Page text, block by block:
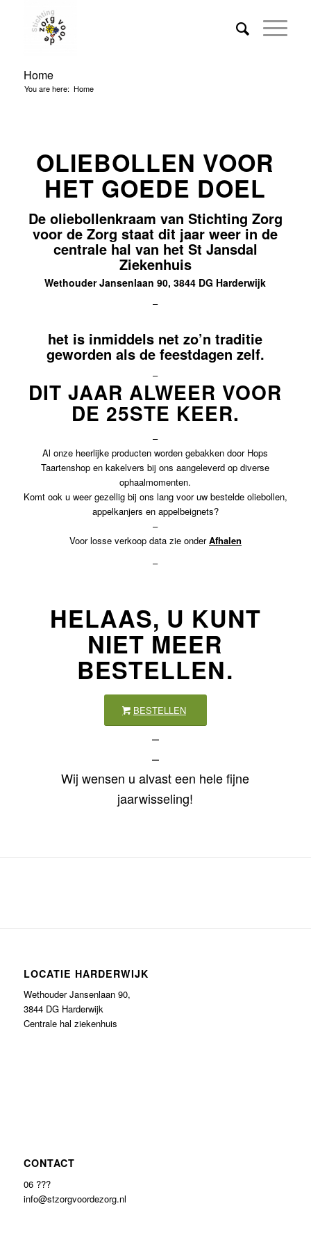
Home
You are here: Home
OLIEBOLLEN VOOR
HET GOEDE DOEL
De oliebollenkraam van Stichting Zorg
voor de Zorg staat dit jaar weer in de
centrale hal van het St Jansdal
Ziekenhuis
Wethouder Jansenlaan 90, 3844 DG Harderwijk
–
het is inmiddels net zo’n traditie
geworden als de feestdagen zelf.
–
DIT JAAR ALWEER VOOR
DE 25STE KEER.
–
Al onze heerlijke producten worden gebakken door Hops
Taartenshop en kakelvers bij ons aangeleverd op diverse
ophaalmomenten.
Komt ook u weer gezellig bij ons lang voor uw bestelde oliebollen,
appelkanjers en appelbeignets?
–
Voor losse verkoop data zie onderAfhalen
–
HELAAS, U KUNT
NIET MEER
BESTELLEN.
BESTELLEN
–
–
Wij wensen u alvast een hele fijne
jaarwisseling!
LOCATIE HARDERWIJK
Wethouder Jansenlaan 90,
3844 DG Harderwijk
Centrale hal ziekenhuis
CONTACT
06 ???
info@stzorgvoordezorg.nl